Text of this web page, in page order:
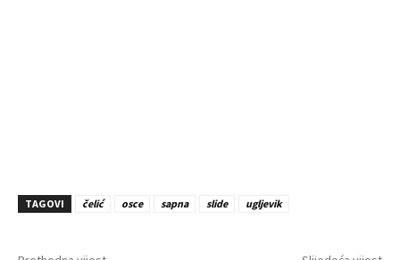
TAGOVI čelić osce sapna slide ugljevik